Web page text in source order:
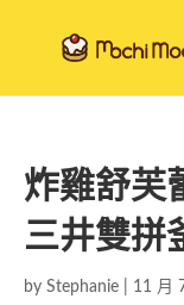
炸雞舒芙
三井雙拼
by Stephanie 11 月